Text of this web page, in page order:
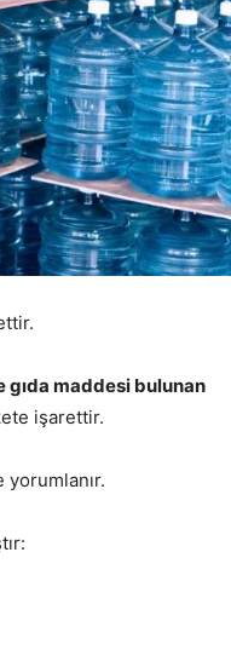
gıda maddesi bulunan
işarettir.